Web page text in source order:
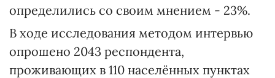
определились со своим мнением - 23%.
В ходе исследования методом интервью
опрошено 2043 респондента,
проживающих в 110 населённых пунктах